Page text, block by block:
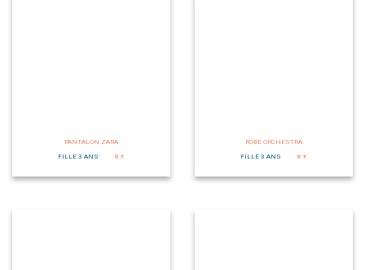
PANTALON ZARA
FILLE 3 ANS
8 €
ROBE ORCHESTRA
FILLE 3 ANS
8 €